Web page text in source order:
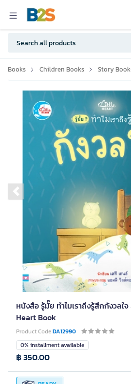
Books Children Books Story
Previous slide
หนังสือ รู้มั๊ย ทำไมเราถึงรู้สึกกังวล
Heart Book
Product CodeDA12990
0% installment available
฿ 350.00